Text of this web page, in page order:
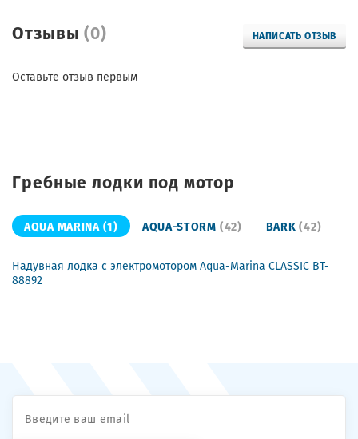
Отзывы(0) НАПИСАТЬ ОТЗЫВ
Оставьте отзыв первым
Гребные лодки под мотор
AQUA MARINA(1) AQUA-STORM (42) BARK (42)
Надувная лодка с электромотором Aqua-Marina CLASSIC BT-
88892